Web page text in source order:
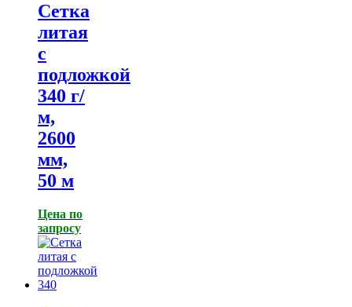
Сетка
литая
с
подложкой
340 г/
м,
2600
мм,
50 м
Цена по
запросу